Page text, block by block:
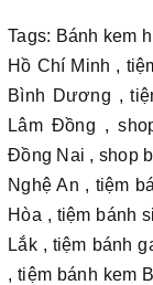
Tags: Bánh kem
Hồ Chí Minh ,
Bình Dương ,
Lâm Đồng ,
Đồng Nai , shop
Nghệ An , tiệm
Hòa , tiệm bánh
Lắk , tiệm bánh
, tiệm bánh kem